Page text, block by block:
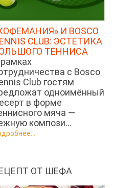
И BOSCO
CLUB: ЭСТЕТИКА
ТЕННИСА
с Bosco
Club гостям
одноимённый
в форме
мяча —
компози...
ОТ ШЕФА